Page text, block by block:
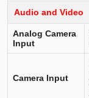
Audio and Video
Analog Camera
Input
Camera Input